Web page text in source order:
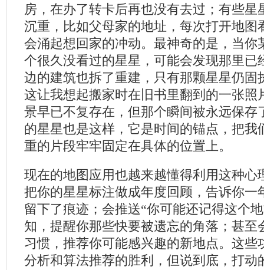
房，在办了转卡后再也没有去过；有些星
沉重，比如父母家的地址，每次打开地图
会涌起想回家的冲动。最神奇的是，当你
个很久没看过的星星，可能会发现那里已
边的建筑也拆了重建，只有那颗星星仍固
这让我想起搬家时在旧书里翻到的一张照
景早已不复存在，但那个瞬间被永远保存
的星星也是这样，它是时间的锚点，把我
重的片段牢牢固定在具体的位置上。
现在的地图应用也越来越懂得利用这种心
把你的星星标注做成年度回顾，告诉你一
留下了痕迹；会推送“你可能还记得这个
知，提醒你那些快要被遗忘的角落；甚至
习惯，推荐你可能感兴趣的新地点。这些
分析和算法推荐的胜利，但说到底，打动